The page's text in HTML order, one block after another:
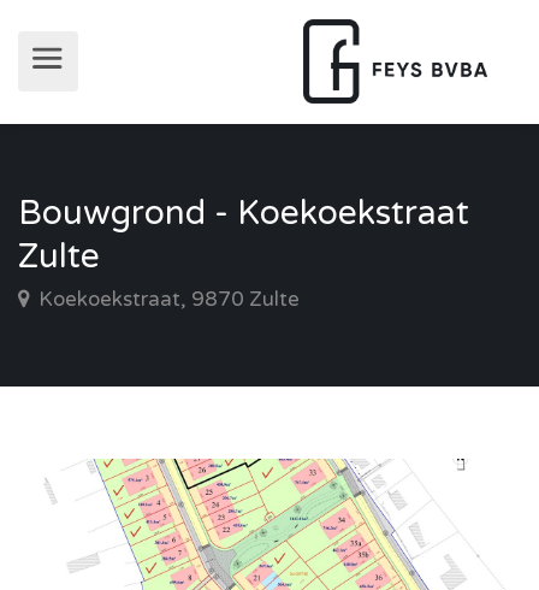
Bouwgrond - Koekoekstraat
Zulte
Koekoekstraat, 9870 Zulte